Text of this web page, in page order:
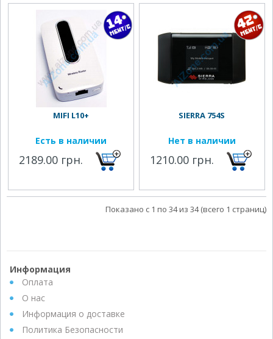
MIFI L10+
Есть в наличии
2189.00 грн.
SIERRA 754S
Нет в наличии
1210.00 грн.
Показано с 1 по 34 из 34 (всего 1 страниц)
Информация
Оплата
О нас
Информация о доставке
Политика Безопасности